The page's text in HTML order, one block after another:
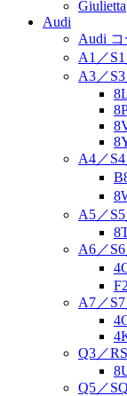
Giulietta
Audi
Audi
A1／
A3／S3
A4／
A5／
A6／
A7／
Q3／
Q5／